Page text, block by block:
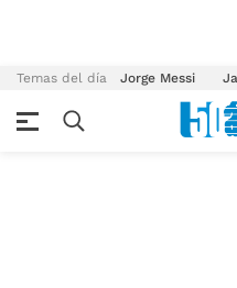
Temas del día Jorge Messi